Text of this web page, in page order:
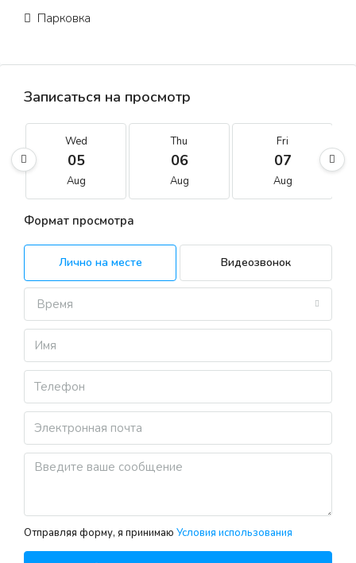
Парковка
Записаться на просмотр
Wed
05
Aug
Thu
06
Aug
Fri
07
Aug
Формат просмотра
Лично на месте Видеозвонок
Время
Отправляя форму, я принимаю Условия использования